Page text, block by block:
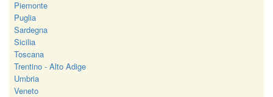
Piemonte
Puglia
Sardegna
Sicilia
Toscana
Trentino - Alto Adige
Umbria
Veneto